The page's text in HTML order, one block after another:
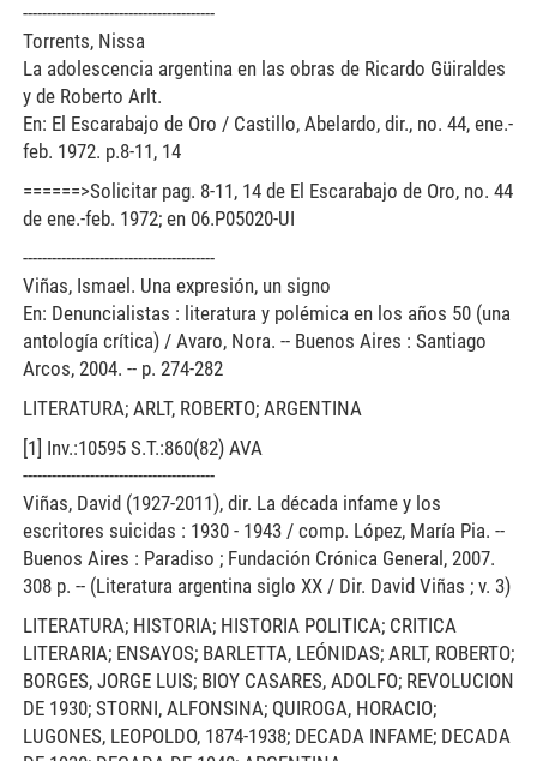
----------------------------------------
Torrents, Nissa
La adolescencia argentina en las obras de Ricardo Güiraldes
y de Roberto Arlt.
En: El Escarabajo de Oro / Castillo, Abelardo, dir., no. 44, ene.-
feb. 1972. p.8-11, 14
======>Solicitar pag. 8-11, 14 de El Escarabajo de Oro, no. 44
de ene.-feb. 1972; en 06.P05020-UI
----------------------------------------
Viñas, Ismael. Una expresión, un signo
En: Denuncialistas : literatura y polémica en los años 50 (una
antología crítica) / Avaro, Nora. -- Buenos Aires : Santiago
Arcos, 2004. -- p. 274-282
LITERATURA; ARLT, ROBERTO; ARGENTINA
[1] Inv.:10595 S.T.:860(82) AVA
----------------------------------------
Viñas, David (1927-2011), dir. La década infame y los
escritores suicidas : 1930 - 1943 / comp. López, María Pia. --
Buenos Aires : Paradiso ; Fundación Crónica General, 2007.
308 p. -- (Literatura argentina siglo XX / Dir. David Viñas ; v. 3)
LITERATURA; HISTORIA; HISTORIA POLITICA; CRITICA
LITERARIA; ENSAYOS; BARLETTA, LEÓNIDAS; ARLT, ROBERTO;
BORGES, JORGE LUIS; BIOY CASARES, ADOLFO; REVOLUCION
DE 1930; STORNI, ALFONSINA; QUIROGA, HORACIO;
LUGONES, LEOPOLDO, 1874-1938; DECADA INFAME; DECADA